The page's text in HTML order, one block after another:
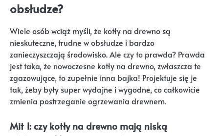
obsłudze?
Wiele osób wciąż myśli, że kotły na drewno są
nieskuteczne, trudne w obsłudze i bardzo
zanieczyszczają środowisko. Ale czy to prawda? Prawda
jest taka, że nowoczesne kotły na drewno, zwłaszcza te
zgazowujące, to zupełnie inna bajka! Projektuje się je
tak, żeby były super wydajne i wygodne, co całkowicie
zmienia postrzeganie ogrzewania drewnem.
Mit 1: czy kotły na drewno mają niską